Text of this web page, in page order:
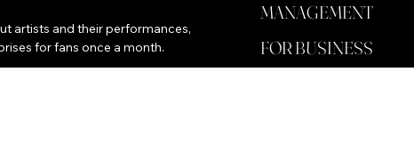
artists and their performances,
for fans once a month.
MANAGEMENT
FOR BUSINESS